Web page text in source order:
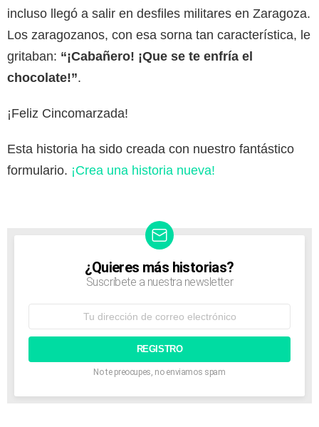
incluso llegó a salir en desfiles militares en Zaragoza.
Los zaragozanos, con esa sorna tan característica, le
gritaban: “¡Cabañero! ¡Que se te enfría el
chocolate!”.
¡Feliz Cincomarzada!
Esta historia ha sido creada con nuestro fantástico
formulario. ¡Crea una historia nueva!
NEWSLETTER¿Quieres más historias?
Suscríbete a nuestra newsletter
correo
No te preocupes, no enviamos spam